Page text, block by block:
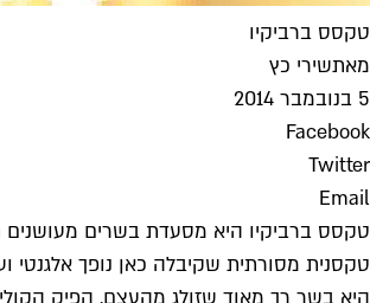
טקסס ברביקיו
מאתשירי כץ
5 בנובמבר 2014
Facebook
Twitter
Email
טקסס ברביקיו היא מסעדת בשרים